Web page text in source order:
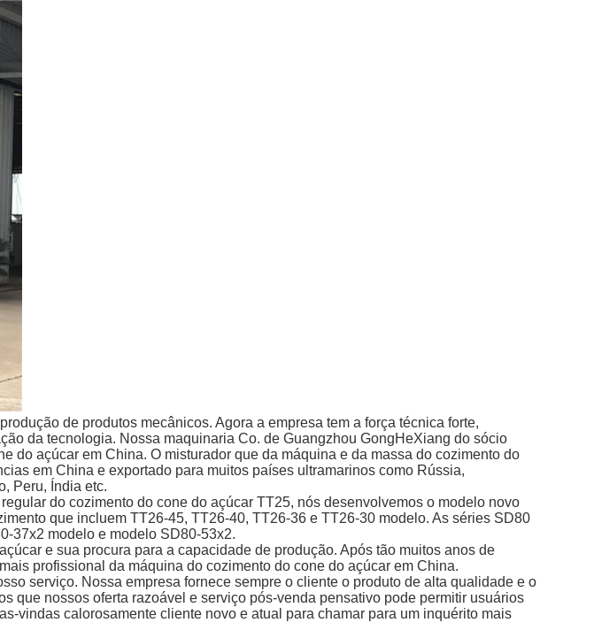
de produtos mecânicos. Agora a empresa tem a força técnica forte,
da tecnologia. Nossa maquinaria Co. de Guangzhou GongHeXiang do sócio
do açúcar em China. O misturador que da máquina e da massa do cozimento do
em China e exportado para muitos países ultramarinos como Rússia,
Peru, Índia etc.
do cozimento do cone do açúcar TT25, nós desenvolvemos o modelo novo
que incluem TT26-45, TT26-40, TT26-36 e TT26-30 modelo. As séries SD80
37x2 modelo e modelo SD80-53x2.
e sua procura para a capacidade de produção. Após tão muitos anos de
profissional da máquina do cozimento do cone do açúcar em China.
serviço. Nossa empresa fornece sempre o cliente o produto de alta qualidade e o
que nossos oferta razoável e serviço pós-venda pensativo pode permitir usuários
vindas calorosamente cliente novo e atual para chamar para um inquérito mais